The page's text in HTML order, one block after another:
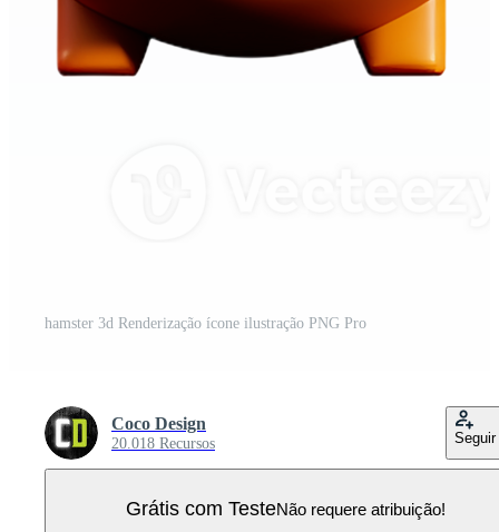
hamster 3d Renderização ícone ilustração PNG Pro
Coco Design
20.018 Recursos Seguir
Grátis com TesteNão requere atribuição!